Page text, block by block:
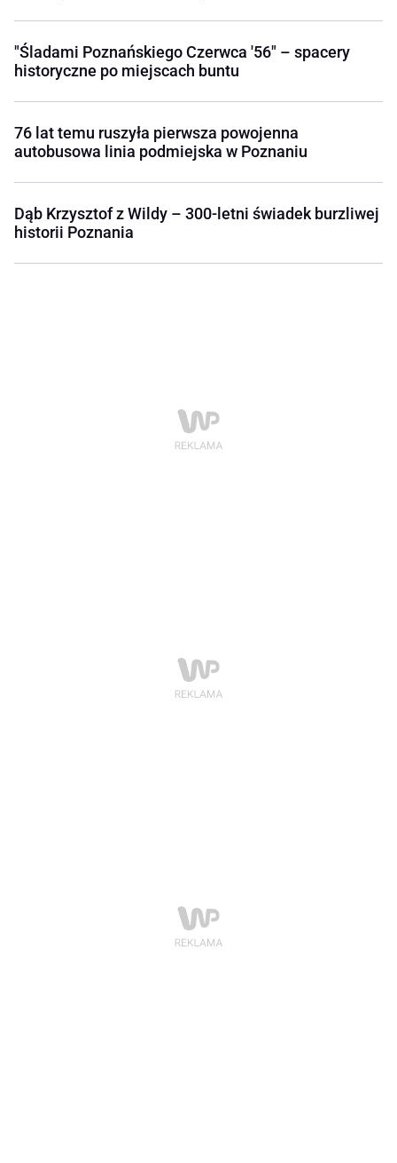
"Śladami Poznańskiego Czerwca '56" – spacery
historyczne po miejscach buntu
76 lat temu ruszyła pierwsza powojenna
autobusowa linia podmiejska w Poznaniu
Dąb Krzysztof z Wildy – 300-letni świadek burzliwej
historii Poznania